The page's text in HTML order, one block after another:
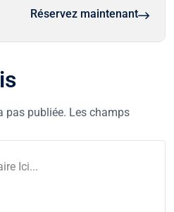
Réservez maintenant
pas publiée. Les champs